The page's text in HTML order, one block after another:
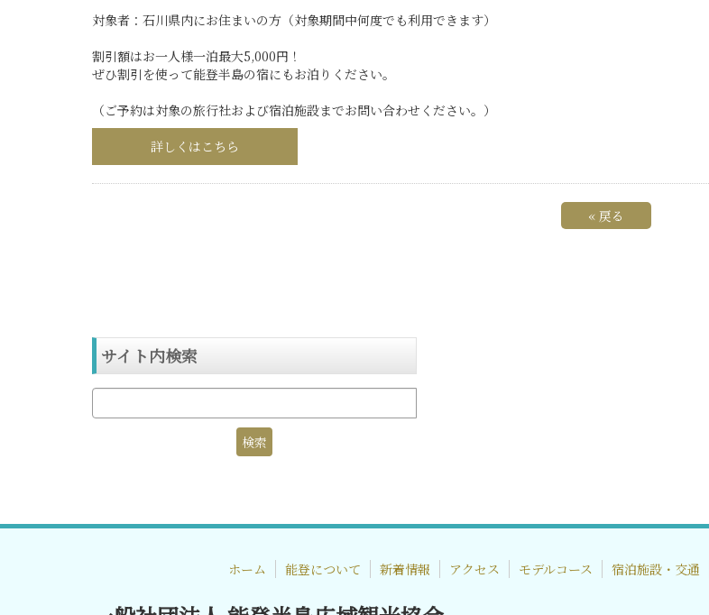
対象者：石川県内にお住まいの方（対象期間中何度でも利用できます）
割引額はお一人様一泊最大5,000円！
ぜひ割引を使って能登半島の宿にもお泊りください。
（ご予約は対象の旅行社および宿泊施設までお問い合わせください。）
詳しくはこちら
« 戻る
サイト内検索
ホーム 能登について 新着情報 アクセス モデルコース 宿泊施設・交通